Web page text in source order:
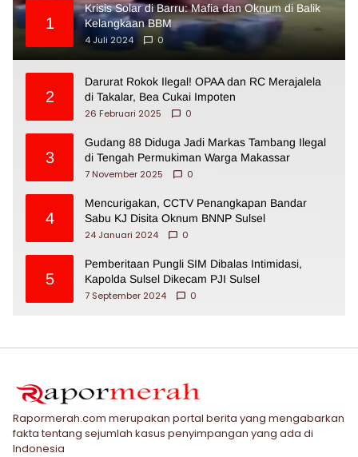
1
Krisis Solar di Barru: Mafia dan Oknum di Balik
Kelangkaan BBM
4 Juli 2024
0
2
Darurat Rokok Ilegal! OPAA dan RC Merajalela
di Takalar, Bea Cukai Impoten
26 Februari 2025
0
3
Gudang 88 Diduga Jadi Markas Tambang Ilegal
di Tengah Permukiman Warga Makassar
7 November 2025
0
4
Mencurigakan, CCTV Penangkapan Bandar
Sabu KJ Disita Oknum BNNP Sulsel
24 Januari 2024
0
5
Pemberitaan Pungli SIM Dibalas Intimidasi,
Kapolda Sulsel Dikecam PJI Sulsel
7 September 2024
0
Rapormerah.com merupakan portal berita yang mengabarkan
fakta tentang sejumlah kasus penyimpangan yang ada di
Indonesia